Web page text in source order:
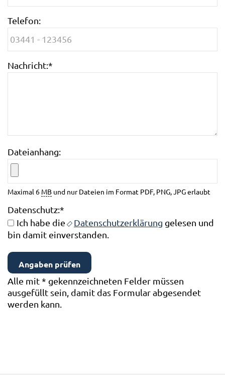
Telefon:
Nachricht:*
Dateianhang:
Maximal 6 MB und nur Dateien im Format PDF, PNG, JPG erlaubt
Datenschutz:*
Ich habe die
Datenschutzerklärung gelesen und
bin damit einverstanden.
Alle mit* gekennzeichneten Felder müssen
ausgefüllt sein, damit das Formular abgesendet
werden kann.